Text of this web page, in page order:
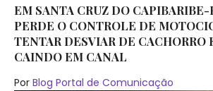
EM SANTA CRUZ DO
PERDE O CONTROLE DE
TENTAR DESVIAR DE CACHORRO
CAINDO EM CANAL
Por Blog Portal de Comunicação